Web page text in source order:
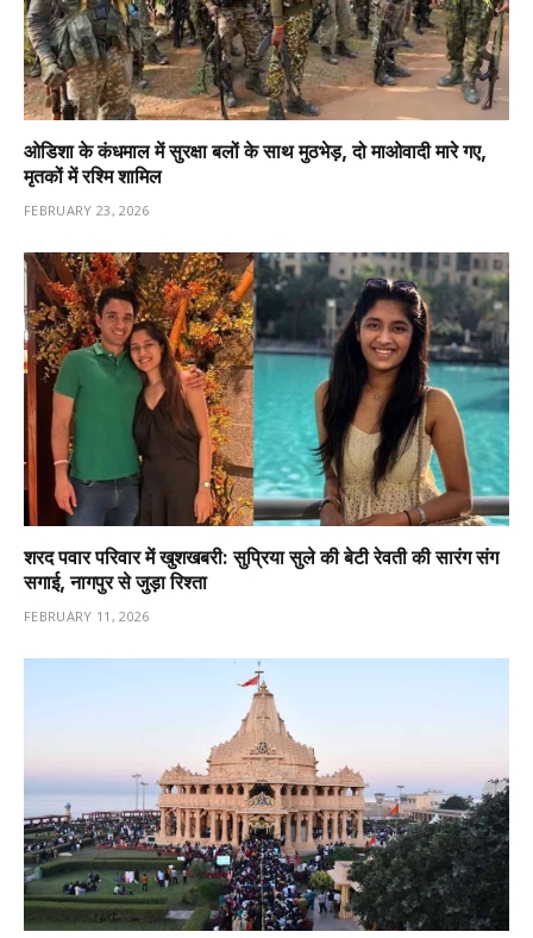
ओडिशा के कंधमाल में सुरक्षा बलों के साथ मुठभेड़, दो माओवादी मारे गए,
मृतकों में रश्मि शामिल
FEBRUARY 23, 2026
शरद पवार परिवार में खुशखबरी: सुप्रिया सुले की बेटी रेवती की सारंग संग
सगाई, नागपुर से जुड़ा रिश्ता
FEBRUARY 11, 2026